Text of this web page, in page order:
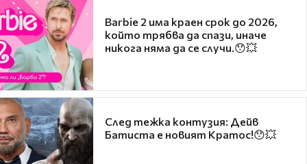
Barbie 2 има краен срок до 2026,
който трябва да спази, иначе
никога няма да се случи.😯💥
След тежка контузия: Дейв
Батиста е новият Кратос!😯💥